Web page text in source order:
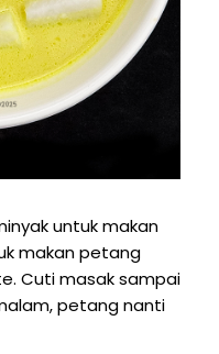
untuk makan
makan petang
Cuti masak sampai
petang nanti